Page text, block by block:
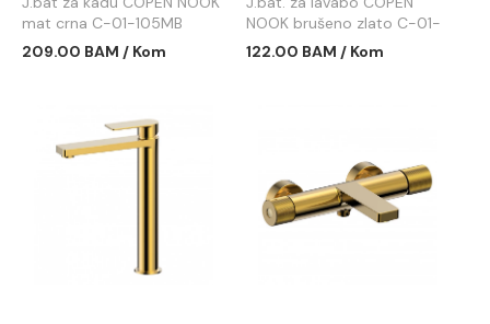
mat crna C-01-105MB
209.00 BAM / Kom
NOOK brušeno zlato C-01-
100BTG
122.00 BAM / Kom